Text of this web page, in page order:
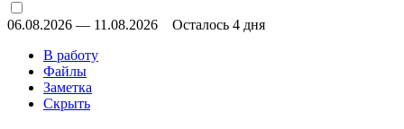
06.08.2026 — 11.08.2026
Осталось 4 дня
В работу
Файлы
Заметка
Скрыть